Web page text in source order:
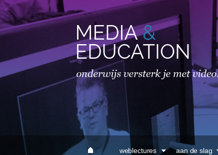
MAIN MENU
weblectures aan de slag